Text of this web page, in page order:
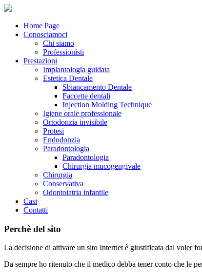
Home Page
Conosciamoci
Chi siamo
Professionisti
Prestazioni
Implantologia guidata
Estetica Dentale
Sbiancamento Dentale
Faccette dentali
Injection Molding Technique
Igiene orale professionale
Ortodonzia invisibile
Protesi
Endodonzia
Paradontologia
Paradontologia
Chirurgia mucogengivale
Chirurgia
Conservativa
Odontoiatria infantile
Casi
Contatti
Perchè del sito
La decisione di attivare un sito Internet è giustificata dal voler
Da sempre ho ritenuto che il medico debba tener conto che le